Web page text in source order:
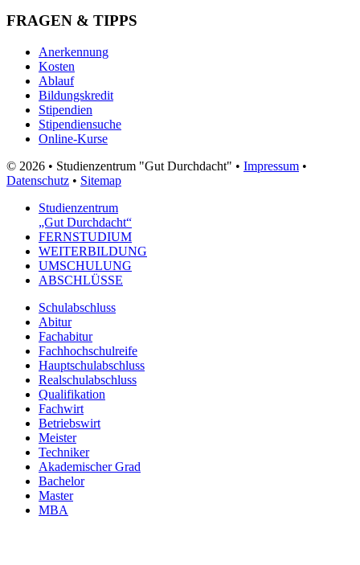
FRAGEN & TIPPS
Anerkennung
Kosten
Ablauf
Bildungskredit
Stipendien
Stipendiensuche
Online-Kurse
© 2026 • Studienzentrum "Gut Durchdacht" • Impressum •
Datenschutz • Sitemap
Studienzentrum
„Gut Durchdacht“
FERNSTUDIUM
WEITERBILDUNG
UMSCHULUNG
ABSCHLÜSSE
Schulabschluss
Abitur
Fachabitur
Fachhochschulreife
Hauptschulabschluss
Realschulabschluss
Qualifikation
Fachwirt
Betriebswirt
Meister
Techniker
Akademischer Grad
Bachelor
Master
MBA